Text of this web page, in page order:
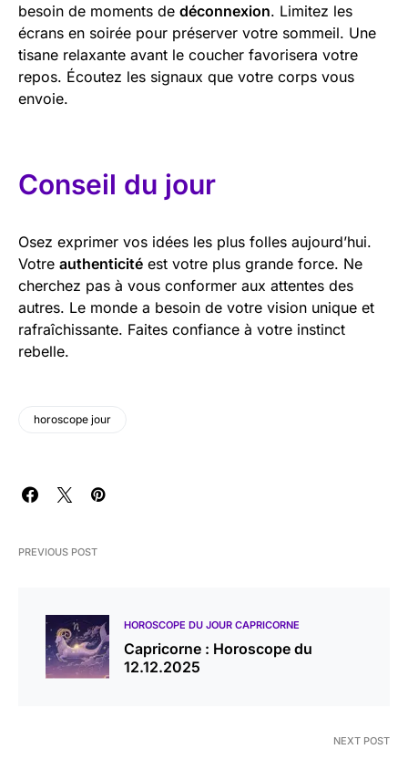
besoin de moments de déconnexion. Limitez les
écrans en soirée pour préserver votre sommeil. Une
tisane relaxante avant le coucher favorisera votre
repos. Écoutez les signaux que votre corps vous
envoie.
Conseil du jour
Osez exprimer vos idées les plus folles aujourd’hui.
Votre authenticité est votre plus grande force. Ne
cherchez pas à vous conformer aux attentes des
autres. Le monde a besoin de votre vision unique et
rafraîchissante. Faites confiance à votre instinct
rebelle.
horoscope jour
PREVIOUS POST
HOROSCOPE DU JOUR CAPRICORNE
Capricorne : Horoscope du
12.12.2025
NEXT POST